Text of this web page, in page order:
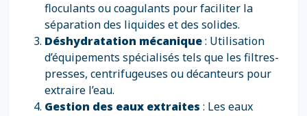
floculants ou coagulants pour faciliter la
séparation des liquides et des solides.
Déshydratation mécanique: Utilisation
d’équipements spécialisés tels que les filtres-
presses, centrifugeuses ou décanteurs pour
extraire l’eau.
Gestion des eaux extraites : Les eaux